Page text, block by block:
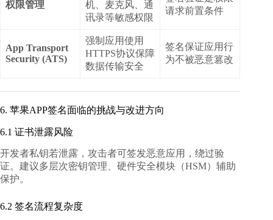
权限管理
机、麦克风、通
讯录等敏感权限
请求前置条件
App Transport
Security (ATS)
强制应用使用
HTTPS协议保障
数据传输安全
签名保证应用行
为不被恶意篡改
6. 苹果APP签名面临的挑战与改进方向
6.1 证书泄露风险
开发者私钥若泄露，攻击者可签发恶意应用，绕过验
证。建议多层次密钥管理、硬件安全模块（HSM）辅助
保护。
6.2 签名流程复杂度